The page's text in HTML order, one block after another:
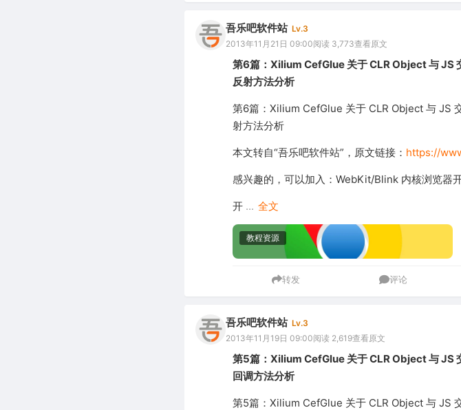
吾乐吧软件站 Lv.3
2013年11月21日 09:00阅读 3,773查看原文
第6篇：Xilium CefGlue 关于 CLR Object 与 JS
反射方法分析
第6篇：Xilium CefGlue 关于 CLR Object 与 JS
射方法分析
本文转自“吾乐吧软件站”，原文链接： https://
感兴趣的，可以加入：WebKit/Blink 内核浏览器
开 ... 全文
教程资源
转发 评论
吾乐吧软件站 Lv.3
2013年11月19日 09:00阅读 2,619查看原文
第5篇：Xilium CefGlue 关于 CLR Object 与 JS
回调方法分析
第5篇：Xilium CefGlue 关于 CLR Object 与 JS